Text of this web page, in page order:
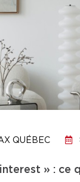
QUÉBEC
» : ce